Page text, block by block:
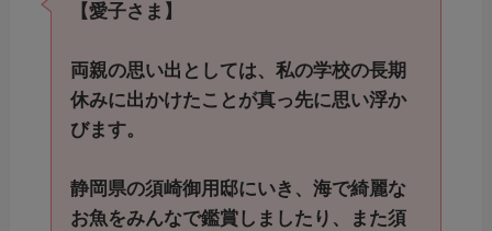
【愛子さま】
両親の思い出としては、私の学校の長期
休みに出かけたことが真っ先に思い浮か
びます。
静岡県の須崎御用邸にいき、海で綺麗な
お魚をみんなで鑑賞しましたり、また須